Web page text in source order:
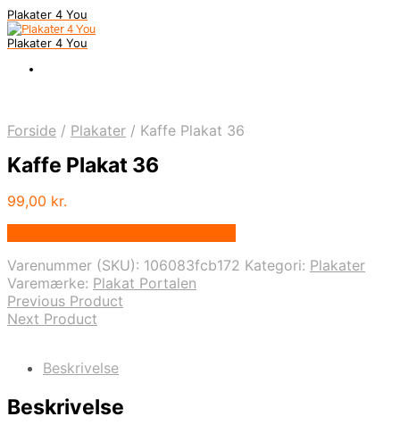
Plakater 4 You
Plakater 4 You
Forside / Plakater / Kaffe Plakat 36
Kaffe Plakat 36
99,00 kr.
Varenummer (SKU): 106083fcb172 Kategori: Plakater
Varemærke: Plakat Portalen
Previous Product
Next Product
Beskrivelse
Beskrivelse